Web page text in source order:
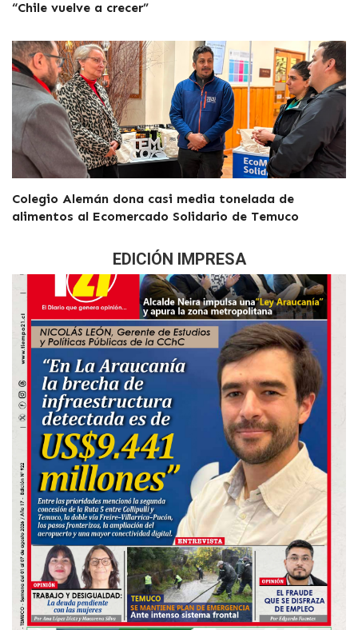
“Chile vuelve a crecer”
Colegio Alemán dona casi media tonelada de
alimentos al Ecomercado Solidario de Temuco
EDICIÓN IMPRESA